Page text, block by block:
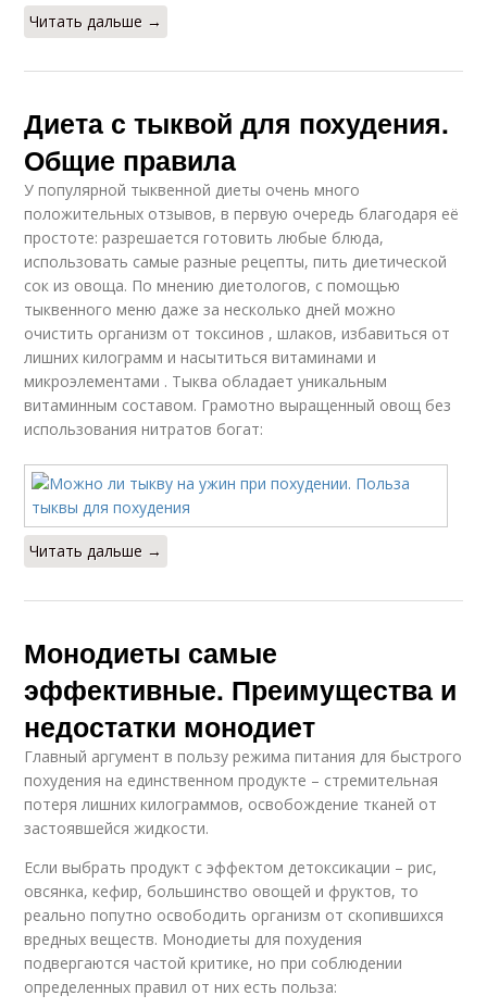
Читать дальше →
Диета с тыквой для похудения.
Общие правила
У популярной тыквенной диеты очень много
положительных отзывов, в первую очередь благодаря её
простоте: разрешается готовить любые блюда,
использовать самые разные рецепты, пить диетической
сок из овоща. По мнению диетологов, с помощью
тыквенного меню даже за несколько дней можно
очистить организм от токсинов , шлаков, избавиться от
лишних килограмм и насытиться витаминами и
микроэлементами . Тыква обладает уникальным
витаминным составом. Грамотно выращенный овощ без
использования нитратов богат:
Читать дальше →
Монодиеты самые
эффективные. Преимущества и
недостатки монодиет
Главный аргумент в пользу режима питания для быстрого
похудения на единственном продукте – стремительная
потеря лишних килограммов, освобождение тканей от
застоявшейся жидкости.
Если выбрать продукт с эффектом детоксикации – рис,
овсянка, кефир, большинство овощей и фруктов, то
реально попутно освободить организм от скопившихся
вредных веществ. Монодиеты для похудения
подвергаются частой критике, но при соблюдении
определенных правил от них есть польза: